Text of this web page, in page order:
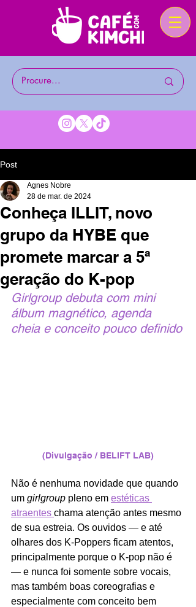
Post
Conheça ILLIT, novo
grupo da HYBE que
promete marcar a 5ª
geração do K-pop
Agnes Nobre
28 de mar. de 2024
Girlgroup debuta com mini
álbum magnético, agenda
cheia e conceito pouco definido
(Divulgação / BELIFT LAB)
Não é nenhuma novidade que quando
um girlgroup pleno em estéticas
atraentes chama atenção antes mesmo
de sua estreia. Os ouvidos — e até
olhares dos K-Poppers ficam atentos,
principalmente porque o K-pop não é
— e nunca foi somente sobre vocais,
mas também boas coreografias e
especialmente com conceito bem